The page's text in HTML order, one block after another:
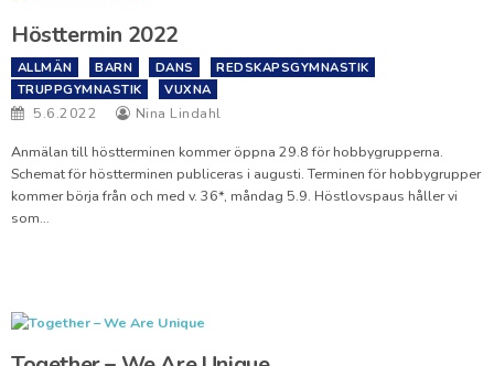
Hösttermin 2022
ALLMÄN BARN DANS
REDSKAPSGYMNASTIK
TRUPPGYMNASTIK
VUXNA
5.6.2022 Nina Lindahl
Anmälan till höstterminen kommer öppna 29.8 för hobbygrupperna.
Schemat för höstterminen publiceras i augusti. Terminen för hobbygrupper
kommer börja från och med v. 36*, måndag 5.9. Höstlovspaus håller vi
som…